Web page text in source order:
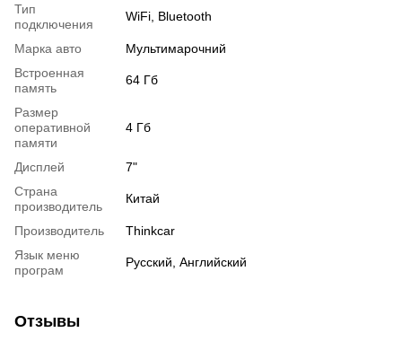
Тип
подключения
WiFi, Bluetooth
Марка авто
Мультимарочний
Встроенная
память
64 Гб
Размер
оперативной
памяти
4 Гб
Дисплей
7"
Страна
производитель
Китай
Производитель
Thinkcar
Язык меню
програм
Русский, Английский
Отзывы